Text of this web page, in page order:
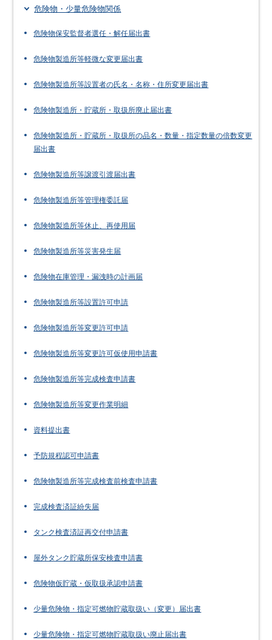
危険物・少量危険物関係
危険物保安監督者選任・解任届出書
危険物製造所等軽微な変更届出書
危険物製造所等設置者の氏名・名称・住所変更届出書
危険物製造所・貯蔵所・取扱所廃止届出書
危険物製造所・貯蔵所・取扱所の品名・数量・指定数量の倍数変更
届出書
危険物製造所等譲渡引渡届出書
危険物製造所等管理権委託届
危険物製造所等休止、再使用届
危険物製造所等災害発生届
危険物在庫管理・漏洩時の計画届
危険物製造所等設置許可申請
危険物製造所等変更許可申請
危険物製造所等変更許可仮使用申請書
危険物製造所等完成検査申請書
危険物製造所等変更作業明細
資料提出書
予防規程認可申請書
危険物製造所等完成検査前検査申請書
完成検査済証紛失届
タンク検査済証再交付申請書
屋外タンク貯蔵所保安検査申請書
危険物仮貯蔵・仮取扱承認申請書
少量危険物・指定可燃物貯蔵取扱い（変更）届出書
少量危険物・指定可燃物貯蔵取扱い廃止届出書